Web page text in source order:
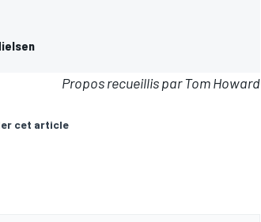
Propos recueillis par Tom Howard
cet article